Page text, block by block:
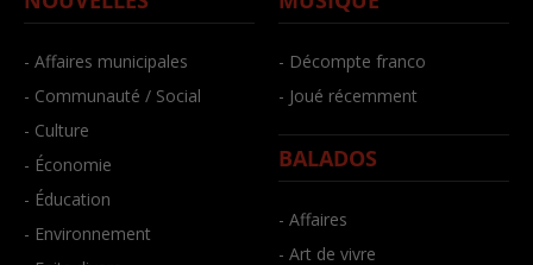
- Affaires municipales
- Communauté / Social
- Culture
- Économie
- Éducation
- Environnement
- Décompte franco
- Joué récemment
BALADOS
- Affaires
- Art de vivre